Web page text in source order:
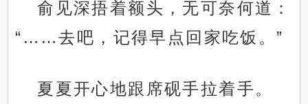
俞见深捂着额头，无可奈何道：
“……去吧，记得早点回家吃饭。”
夏夏开心地跟席砚手拉着手。